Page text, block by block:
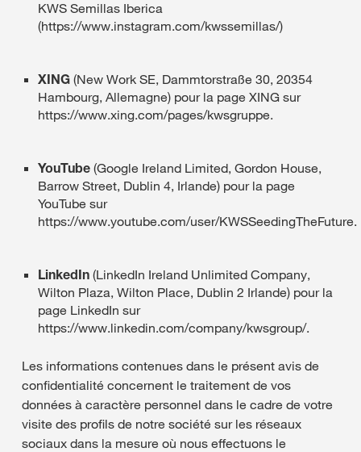
KWS Semillas Iberica
(https://www.instagram.com/kwssemillas/)
XING (New Work SE, Dammtorstraße 30, 20354
Hambourg, Allemagne) pour la page XING sur
https://www.xing.com/pages/kwsgruppe.
YouTube (Google Ireland Limited, Gordon House,
Barrow Street, Dublin 4, Irlande) pour la page
YouTube sur
https://www.youtube.com/user/KWSSeedingTheFuture.
LinkedIn (LinkedIn Ireland Unlimited Company,
Wilton Plaza, Wilton Place, Dublin 2 Irlande) pour la
page LinkedIn sur
https://www.linkedin.com/company/kwsgroup/.
Les informations contenues dans le présent avis de
confidentialité concernent le traitement de vos
données à caractère personnel dans le cadre de votre
visite des profils de notre société sur les réseaux
sociaux dans la mesure où nous effectuons le